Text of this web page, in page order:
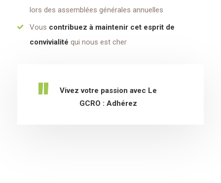
lors des assemblées générales annuelles
Vous contribuez à maintenir cet esprit de
convivialité qui nous est cher
Vivez votre passion avec Le
GCRO : Adhérez